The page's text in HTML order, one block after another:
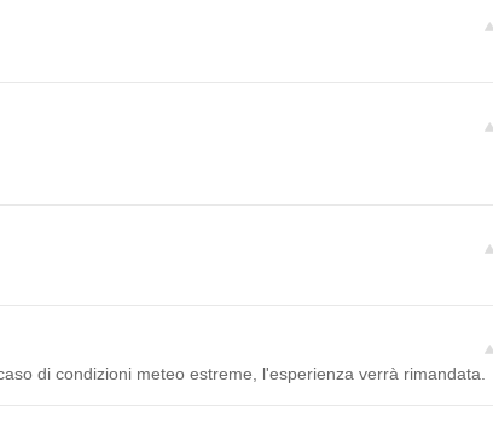
di condizioni meteo estreme, l'esperienza verrà rimandata.